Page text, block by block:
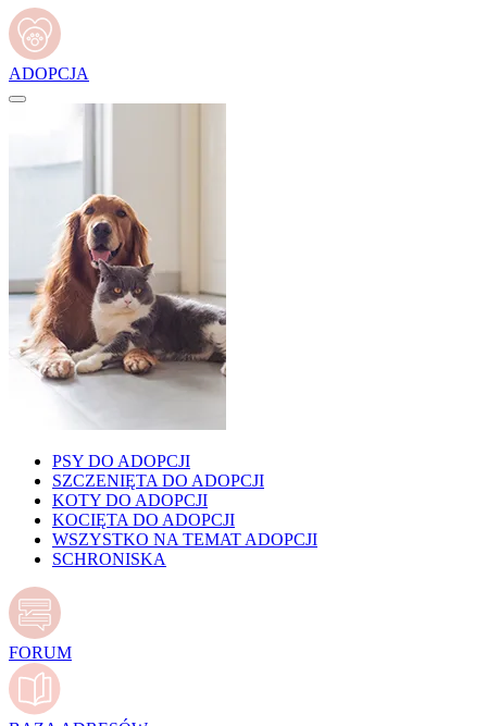
ADOPCJA
PSY DO ADOPCJI
SZCZENIĘTA DO ADOPCJI
KOTY DO ADOPCJI
KOCIĘTA DO ADOPCJI
WSZYSTKO NA TEMAT ADOPCJI
SCHRONISKA
FORUM